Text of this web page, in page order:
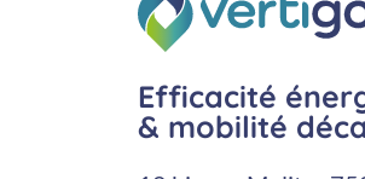
Efficacité
& mobilité